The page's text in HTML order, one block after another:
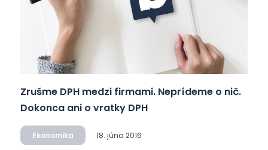
Zrušme DPH medzi firmami. Neprídeme o nič.
Dokonca ani o vratky DPH
Ekonomika 18. júna 2016